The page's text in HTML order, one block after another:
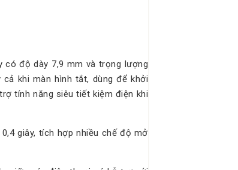
có độ dày 7,9 mm và trọng lượng
khi màn hình tắt, dùng để khởi
tính năng siêu tiết kiệm điện khi
giây, tích hợp nhiều chế độ mở